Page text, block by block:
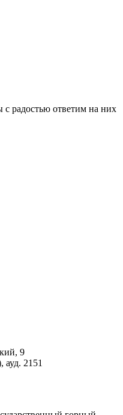
радостью ответим на них
9
ауд. 2151